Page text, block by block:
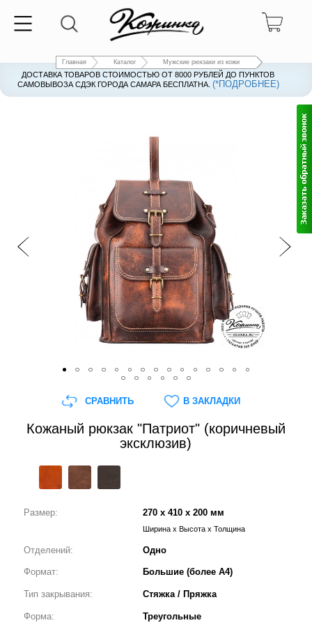
Главная Каталог Мужские рюкзаки из кожи
ДОСТАВКА ТОВАРОВ СТОИМОСТЬЮ ОТ 8000 РУБЛЕЙ ДО ПУНКТОВ
САМОВЫВОЗА СДЭК ГОРОДА САМАРА БЕСПЛАТНА. (*ПОДРОБНЕЕ)
Кожаный рюкзак "Патриот" (коричневый
эксклюзив)
Размер: 270 x 410 x 200 мм
Ширина x Высота x Толщина
Отделений: Одно
Формат: Большие (более А4)
Тип закрывания: Стяжка / Пряжка
Форма: Треугольные
СРАВНИТЬ В ЗАКЛАДКИ